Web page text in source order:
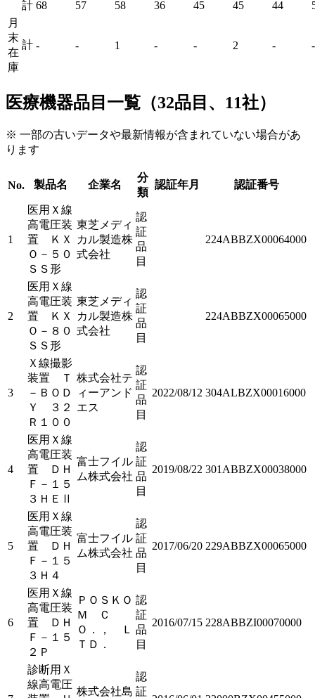
計 68 57 58 36 45 45 44
月
末
在
庫
計 - - 1 - - 2 - -
医療機器品目一覧（32品目、11社）
※ 一部の古いデータや最新情報が含まれていない場合があ
ります
No. 製品名 企業名
分
類
認証年月 認証番号
1
医用Ｘ線
高電圧装
置 ＫＸ
Ｏ－５０
ＳＳ形
東芝メディ
カル製造株
式会社
認
証
品
目
224ABBZX00064000
2
医用Ｘ線
高電圧装
置 ＫＸ
Ｏ－８０
ＳＳ形
東芝メディ
カル製造株
式会社
認
証
品
目
224ABBZX00065000
3
Ｘ線撮影
装置 Ｔ
－ＢＯＤ
Ｙ ３２
Ｒ１００
株式会社テ
ィーアンド
エス
認
証
品
目
2022/08/12 304ALBZX00016000
4
医用Ｘ線
高電圧装
置 ＤＨ
Ｆ－１５
３ＨＥⅡ
富士フイル
ム株式会社
認
証
品
目
2019/08/22 301ABBZX00038000
5
医用Ｘ線
高電圧装
置 ＤＨ
Ｆ－１５
３Ｈ４
富士フイル
ム株式会社
認
証
品
目
2017/06/20 229ABBZX00065000
6
医用Ｘ線
高電圧装
置 ＤＨ
Ｆ－１５
２Ｐ
ＰＯＳＫＯ
Ｍ Ｃ
Ｏ．， Ｌ
ＴＤ．
認
証
品
目
2016/07/15 228ABBZI00070000
診断用Ｘ
線高電圧
株式会社島
認
証